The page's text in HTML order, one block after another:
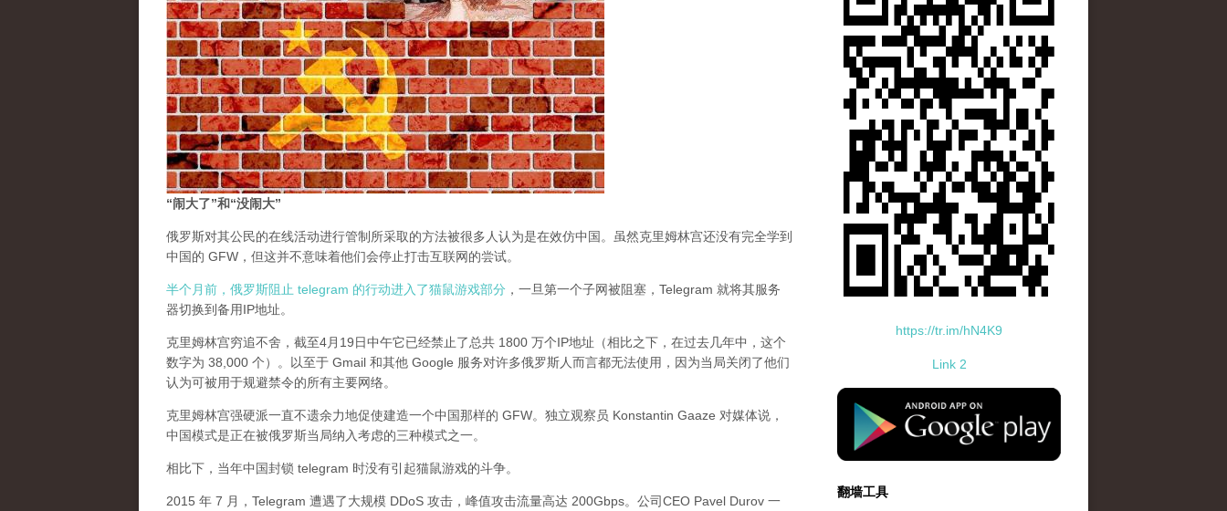
“闹大了”和“没闹大”
俄罗斯对其公民的在线活动进行管制所采取的方法被很多人认为是在效仿中国。虽然克里姆林宫还没有完全学到
中国的 GFW，但这并不意味着他们会停止打击互联网的尝试。
半个月前，俄罗斯阻止 telegram 的行动进入了猫鼠游戏部分 ，一旦第一个子网被阻塞，Telegram 就将其服务
器切换到备用IP地址。
克里姆林宫穷追不舍，截至4月19日中午它已经禁止了总共 1800 万个IP地址（相比之下，在过去几年中，这个
数字为 38,000 个）。以至于 Gmail 和其他 Google 服务对许多俄罗斯人而言都无法使用，因为当局关闭了他们
认为可被用于规避禁令的所有主要网络。
克里姆林宫强硬派一直不遗余力地促使建造一个中国那样的 GFW。独立观察员 Konstantin Gaaze 对媒体说，
中国模式是正在被俄罗斯当局纳入考虑的三种模式之一。
相比下，当年中国封锁 telegram 时没有引起猫鼠游戏的斗争。
2015 年 7 月，Telegram 遭遇了大规模 DDoS 攻击，峰值攻击流量高达 200Gbps。公司CEO Pavel Durov 一
https://tr.im/hN4K9
Link 2
standard-icon-googleplay-app-store.png
翻墙工具